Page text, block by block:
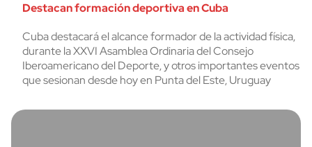
Destacan formación deportiva en Cuba
Cuba destacará el alcance formador de la actividad física,
durante la XXVI Asamblea Ordinaria del Consejo
Iberoamericano del Deporte, y otros importantes eventos
que sesionan desde hoy en Punta del Este, Uruguay